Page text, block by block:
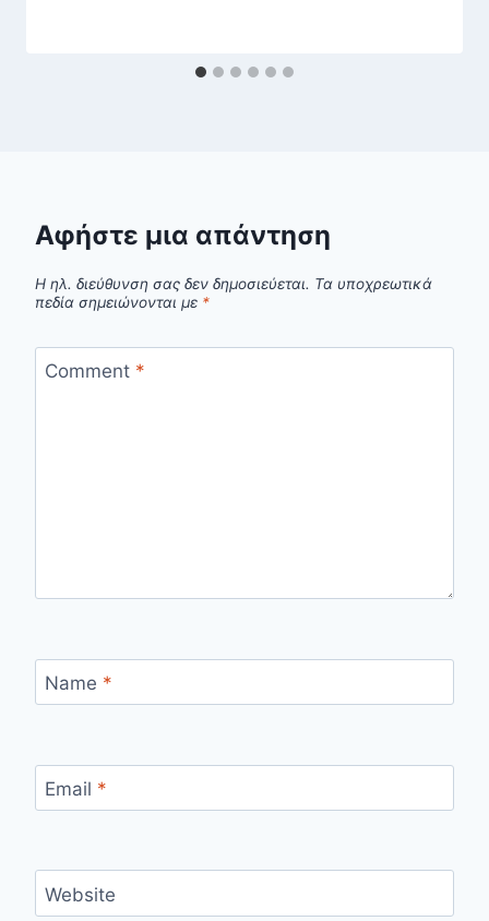
Αφήστε μια απάντηση
Η ηλ. διεύθυνση σας δεν δημοσιεύεται. Τα υποχρεωτικά
πεδία σημειώνονται με *
Comment *
Name *
Email *
Website